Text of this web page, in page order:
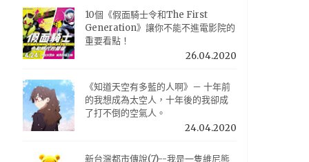
10個《假面騎士令和The First
Generation》讓你不能不進電影院的
重要看點！
26.04.2020
《知道天空有多藍的人啊》－ 十年前
的我想成為太空人，十年後的我卻成
了打不倒的空氣人。
24.04.2020
新台灣都市傳說(7)--我是一隻維尼熊